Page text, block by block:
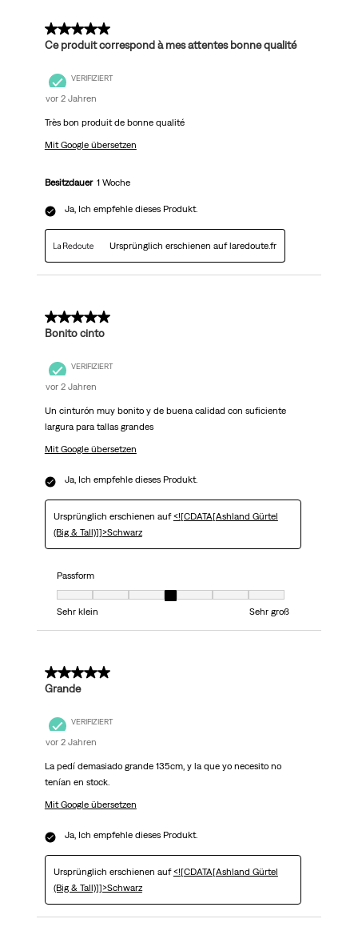
5 von 5 Sternen.
Ce produit correspond à mes attentes bonne qualité
VERIFIZIERT
vor 2 Jahren
Très bon produit de bonne qualité
Mit Google übersetzen
Besitzdauer 1 Woche
Ja, Ich empfehle dieses Produkt.
Ursprünglich erschienen auf laredoute.fr
5 von 5 Sternen.
Bonito cinto
VERIFIZIERT
vor 2 Jahren
Un cinturón muy bonito y de buena calidad con suficiente
largura para tallas grandes
Mit Google übersetzen
Ja, Ich empfehle dieses Produkt.
Ursprünglich erschienen auf<![CDATA[Ashland Gürtel
(Big & Tall)]]>Schwarz
Passform
Passform, 4 von 7, wo 1 gleich Sehr klein ist und 7 gleich Sehr groß ist
Sehr klein
Sehr groß
5 von 5 Sternen.
Grande
VERIFIZIERT
vor 2 Jahren
La pedí demasiado grande 135cm, y la que yo necesito no
tenían en stock.
Mit Google übersetzen
Ja, Ich empfehle dieses Produkt.
Ursprünglich erschienen auf<![CDATA[Ashland Gürtel
(Big & Tall)]]>Schwarz